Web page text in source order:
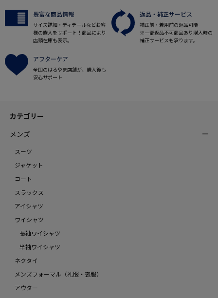
豊富な商品情報
サイズ詳細・ディテールなどお客
様の購入をサポート！商品により
店頭在庫も表示。
返品・補正サービス
補正前・着用前の返品可能
※一部返品不可商品あり購入時の
補正サービスも承ります。
アフターケア
全国のはるやま店舗が、購入後も
安心サポート
カテゴリー
メンズ
スーツ
ジャケット
コート
スラックス
アイシャツ
ワイシャツ
長袖ワイシャツ
半袖ワイシャツ
ネクタイ
メンズフォーマル（礼服・喪服）
アウター